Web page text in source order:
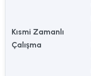
Kısmi Zamanlı
Çalışma